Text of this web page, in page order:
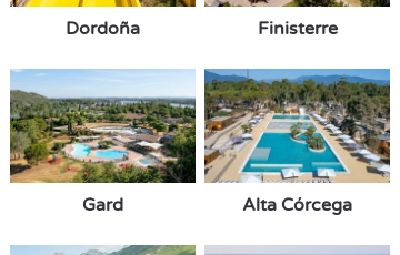
Dordoña Finisterre
Gard Alta Córcega